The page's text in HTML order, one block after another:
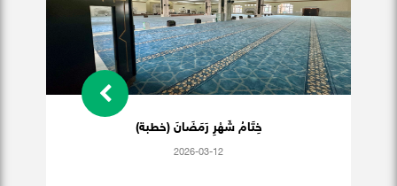
خِتَامُ شَهْرِ رَمَضَانَ (خطبة)
2026-03-12